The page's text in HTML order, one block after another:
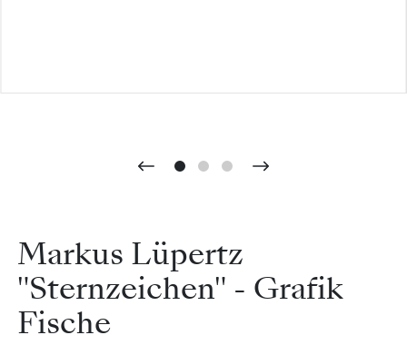
Markus Lüpertz
"Sternzeichen" - Grafik
Fische